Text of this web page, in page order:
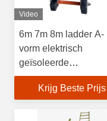
Video
6m 7m 8m ladder A-
vorm elektrisch
geïsoleerde
glasvezelladder
Krijg Beste Prijs